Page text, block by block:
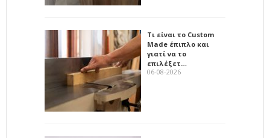
Τι είναι το Custom
Made έπιπλο και
γιατί να το
επιλέξετ…
06-08-2026